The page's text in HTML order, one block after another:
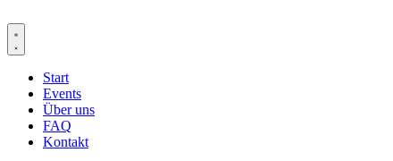
Inhalt
springen
Start
Events
Über uns
FAQ
Kontakt